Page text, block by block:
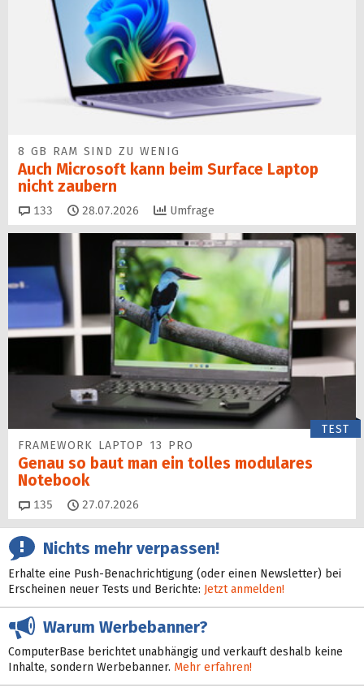
8 GB RAM SIND ZU WENIG
Auch Microsoft kann beim Surface Laptop
nicht zaubern
133 Kommentare
28.07.2026 Umfrage
TEST
FRAMEWORK LAPTOP 13 PRO
Genau so baut man ein tolles modulares
Notebook
135 Kommentare
27.07.2026
Nichts mehr verpassen!
Erhalte eine Push-Benachrichtigung (oder einen Newsletter) bei
Erscheinen neuer Tests und Berichte: Jetzt anmelden!
Warum Werbebanner?
ComputerBase berichtet unabhängig und verkauft deshalb keine
Inhalte, sondern Werbebanner. Mehr erfahren!